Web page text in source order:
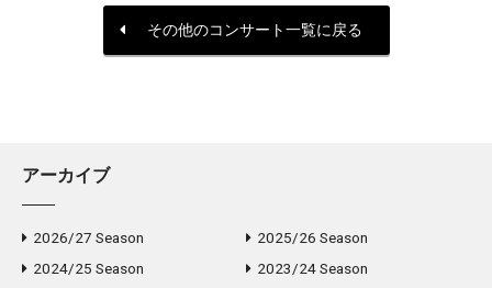
その他のコンサート一覧に戻る
アーカイブ
2026/27 Season
2025/26 Season
2024/25 Season
2023/24 Season